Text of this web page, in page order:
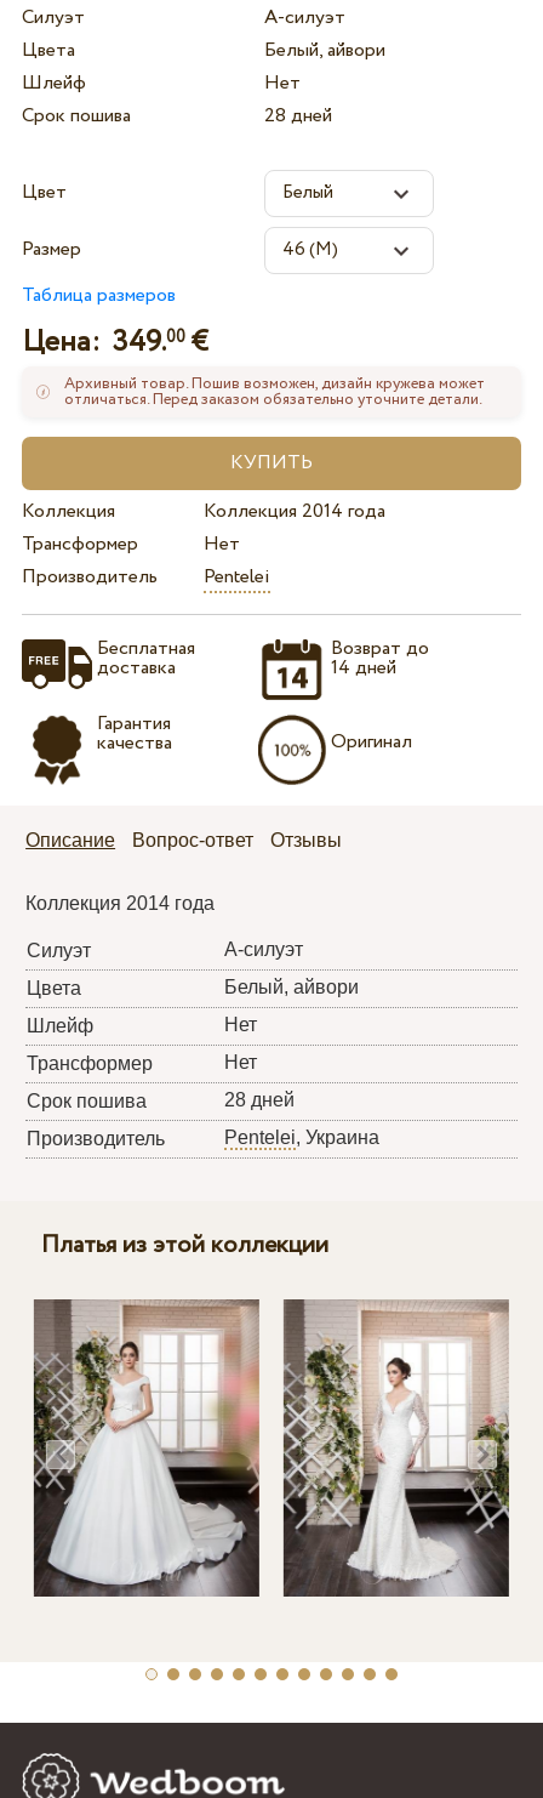
Силуэт
А-силуэт
Цвета
Белый, айвори
Шлейф
Нет
Срок пошива
28 дней
Цвет
Размер
Таблица размеров
Цена: 349.00€
Архивный товар. Пошив возможен, дизайн кружева может
отличаться. Перед заказом обязательно уточните детали.
Коллекция
Коллекция 2014 года
Трансформер
Нет
Производитель
Pentelei
Бесплатная
доставка
Гарантия
качества
Возврат до
14 дней
Оригинал
Описание Вопрос-ответ Отзывы
Коллекция 2014 года
Силуэт
А-силуэт
Цвета
Белый, айвори
Шлейф
Нет
Трансформер
Нет
Срок пошива
28 дней
Производитель
Pentelei, Украина
Платья из этой коллекции